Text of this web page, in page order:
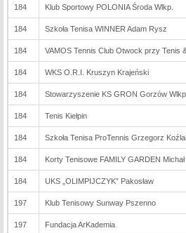
184 Klub Sportowy POLONIA Środa Wlkp.
184 Szkoła Tenisa WINNER Adam Rysz
184 VAMOS Tennis Club Otwock przy Tenis
184 WKS O.R.I. Kruszyn Krajeński
184 Stowarzyszenie KS GRON Gorzów Wlkp.
184 Tenis Kiełpin
184 Szkoła Tenisa ProTennis Grzegorz
184 Korty Tenisowe FAMILY GARDEN
184 UKS „OLIMPIJCZYK” Pakosław
197 Klub Tenisowy Sunway Pszenno
197 Fundacja ArKademia